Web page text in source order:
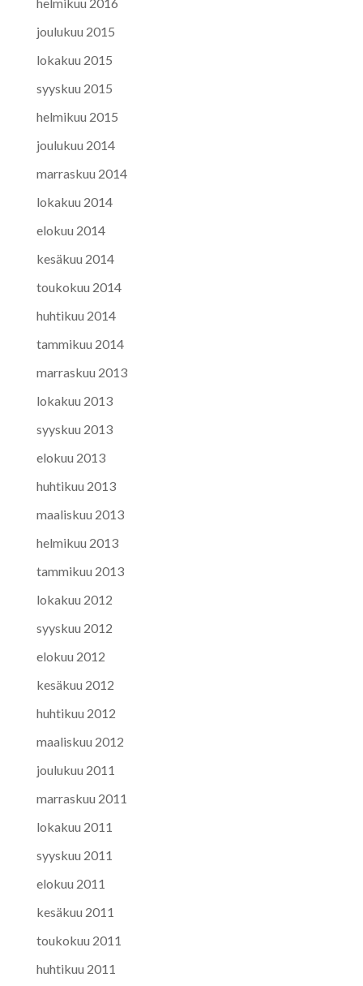
joulukuu 2015
lokakuu 2015
syyskuu 2015
helmikuu 2015
joulukuu 2014
marraskuu 2014
lokakuu 2014
elokuu 2014
kesäkuu 2014
toukokuu 2014
huhtikuu 2014
tammikuu 2014
marraskuu 2013
lokakuu 2013
syyskuu 2013
elokuu 2013
huhtikuu 2013
maaliskuu 2013
helmikuu 2013
tammikuu 2013
lokakuu 2012
syyskuu 2012
elokuu 2012
kesäkuu 2012
huhtikuu 2012
maaliskuu 2012
joulukuu 2011
marraskuu 2011
lokakuu 2011
syyskuu 2011
elokuu 2011
kesäkuu 2011
toukokuu 2011
huhtikuu 2011